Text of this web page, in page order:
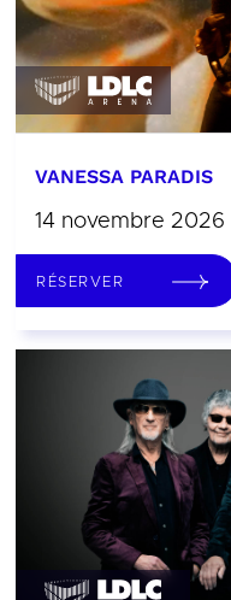
VANESSA PARADIS
14 novembre
RÉSERVER